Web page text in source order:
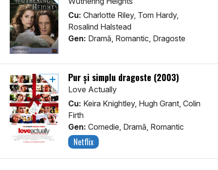
Cu: Charlotte Riley, Tom Hardy,
Rosalind Halstead
Gen: Dramă, Romantic, Dragoste
Pur și simplu dragoste (2003)
Love Actually
Cu: Keira Knightley, Hugh Grant, Colin
Firth
Gen: Comedie, Dramă, Romantic
Netflix